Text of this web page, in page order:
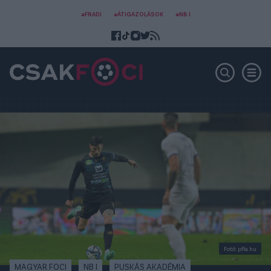
#FRADI #ÁTIGAZOLÁSOK #NB I
Fotó: pfla.hu
MAGYAR FOCI NB I PUSKÁS AKADÉMIA